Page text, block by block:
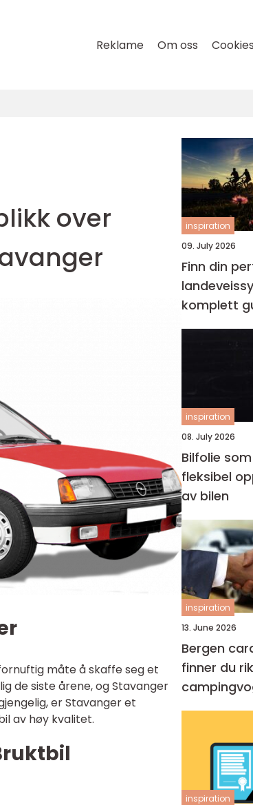
Reklame Om oss Cookies
over
måte å skaffe seg et
de siste årene, og Stavanger
er Stavanger et
av høy kvalitet.
inspiration
09. July 2026
Finn din
komplett
av
inspiration
08. July 2026
Bilfolie
fleksibel
av bilen
inspiration
13. June 2026
Bergen
finner du
vestlandet
inspiration